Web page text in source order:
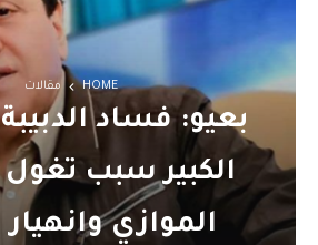
HOME مقالات
بعيو: فساد
الكبير سبب
الموازي وانهيار